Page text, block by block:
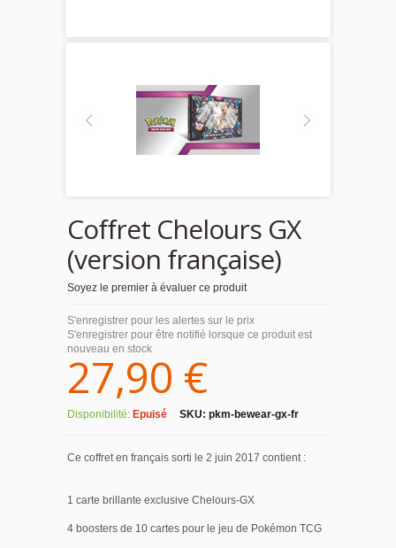
Coffret Chelours GX
(version française)
Soyez le premier à évaluer ce produit
S'enregistrer pour les alertes sur le prix
S'enregistrer pour être notifié lorsque ce produit est
nouveau en stock
27,90 €
Disponibilité: Epuisé SKU: pkm-bewear-gx-fr
Ce coffret en français sorti le 2 juin 2017 contient :
1 carte brillante exclusive Chelours-GX
4 boosters de 10 cartes pour le jeu de Pokémon TCG